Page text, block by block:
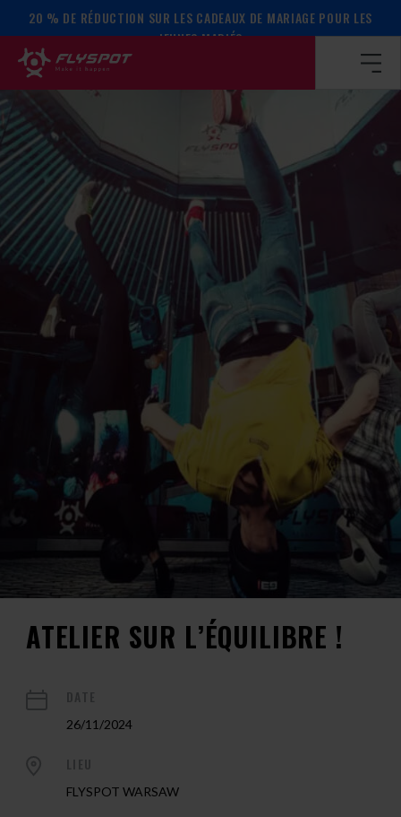
20 % DE RÉDUCTION SUR LES CADEAUX DE MARIAGE POUR LES
JEUNES MARIÉS
Page d’accueil / Calendrier des événements / ATELIER SUR
ATELIER SUR L’ÉQUILIBRE !
26/11/2024
FLYSPOT WARSAW